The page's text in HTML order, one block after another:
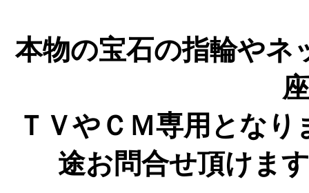
本物の宝石の指輪やネ
ＴＶやＣＭ専用とな
途お問合せ頂けま